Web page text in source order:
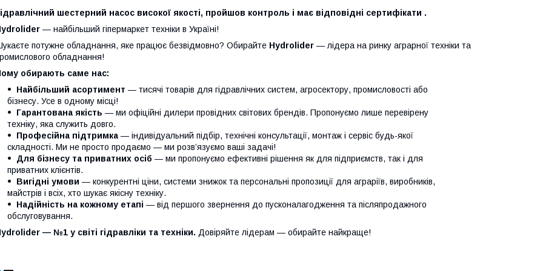
шестерний насос високої якості, пройшов контроль і має відповідні сертифікати .
— найбільший гіпермаркет техніки в Україні!
потужне обладнання, яке працює безвідмовно? Обирайте Hydrolider — лідера на ринку аграрної техніки та
обладнання!
обирають саме нас:
Найбільший асортимент — тисячі товарів для гідравлічних систем, агросектору, промисловості або
бізнесу. Усе в одному місці!
Гарантована якість — ми офіційні дилери провідних світових брендів. Пропонуємо лише перевірену
техніку, яка служить довго.
Професійна підтримка — індивідуальний підбір, технічні консультації, монтаж і сервіс будь-якої
складності. Ми не просто продаємо — ми розв’язуємо ваші задачі!
Для бізнесу та приватних осіб — ми пропонуємо ефективні рішення як для підприємств, так і для
приватних клієнтів.
Вигідні умови — конкурентні ціни, системи знижок та персональні пропозиції для аграріїв, виробників,
майстрів і всіх, хто шукає якісну техніку.
Надійність на кожному етапі — від першого звернення до пусконалагодження та післяпродажного
обслуговування.
— №1 у світі гідравліки та техніки. Довіряйте лідерам — обирайте найкраще!